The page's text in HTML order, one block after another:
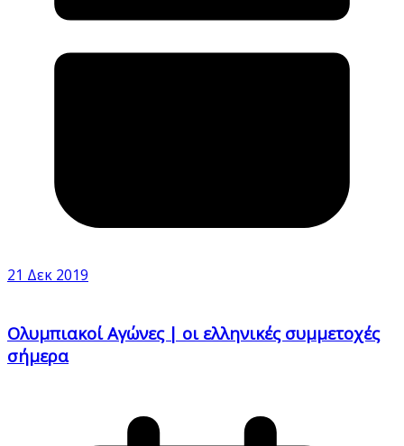
21 Δεκ 2019
Ολυμπιακοί Αγώνες | οι ελληνικές συμμετοχές
σήμερα